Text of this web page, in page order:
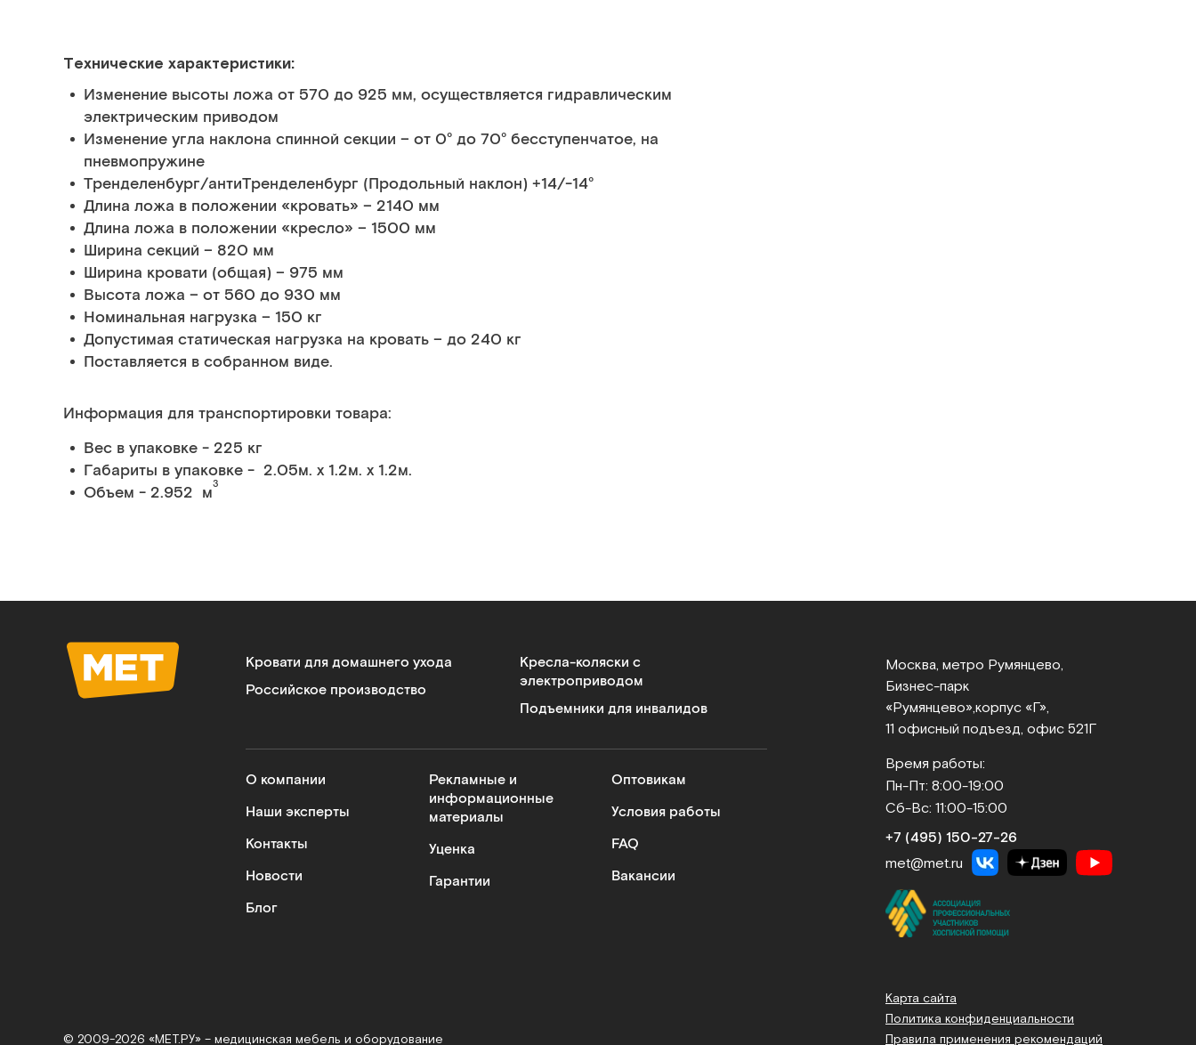
Технические характеристики:
Изменение высоты ложа от 570 до 925 мм, осуществляется гидравлическим
электрическим приводом
Изменение угла наклона спинной секции – от 0° до 70° бесступенчатое, на
пневмопружине
Тренделенбург/антиТренделенбург (Продольный наклон) +14/-14°
Длина ложа в положении «кровать» – 2140 мм
Длина ложа в положении «кресло» – 1500 мм
Ширина секций – 820 мм
Ширина кровати (общая) – 975 мм
Высота ложа – от 560 до 930 мм
Номинальная нагрузка – 150 кг
Допустимая статическая нагрузка на кровать – до 240 кг
Поставляется в собранном виде.
Информация для транспортировки товара:
Вес в упаковке - 225 кг
Габариты в упаковке - 2.05м. x 1.2м. x 1.2м.
Объем - 2.952 м3
Кровати для домашнего ухода
Российское производство
Кресла-коляски с
электроприводом
Подъемники для инвалидов
О компании
Наши эксперты
Контакты
Новости
Блог
Рекламные и
информационные
материалы
Уценка
Гарантии
Оптовикам
Условия работы
FAQ
Вакансии
Москва, метро Румянцево,
Бизнес‑парк
«Румянцево», корпус «Г»,
11 офисный подъезд, офис 521Г
Время работы:
Пн-Пт: 8:00-19:00
Сб-Вс: 11:00-15:00
+7 (495) 150‑27‑26
met@met.ru
© 2009-2026 «МЕТ.РУ» – медицинская мебель и оборудование
Карта сайта
Политика конфиденциальности
Правила применения рекомендаций